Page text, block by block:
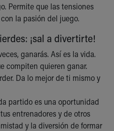
Permite que las tensiones
la pasión del juego.
¡sal a divertirte!
ganarás. Así es la vida.
compiten quieren ganar.
Da lo mejor de ti mismo y
partido es una oportunidad
entrenadores y de otros
y la diversión de formar